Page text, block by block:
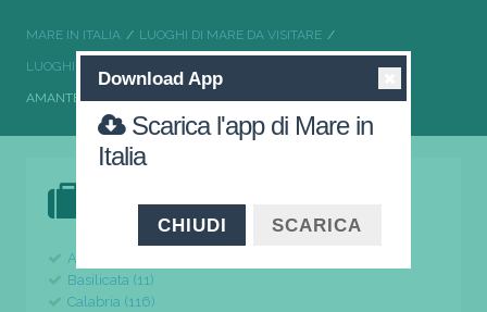
MARE IN ITALIA LUOGHI DI MARE DA VISITARE
LUOGHI DI MARE DA VISITARE CALABRIA
AMANTEA, LA CALABRIA DA AMARE
Abruzzo (24)
Basilicata (11)
Calabria (116)
Download App
Scarica l'app di Mare in
Italia
CHIUDI SCARICA